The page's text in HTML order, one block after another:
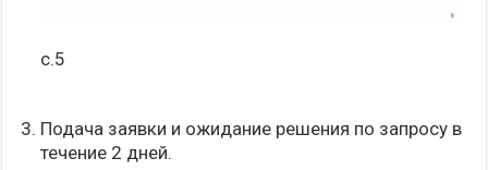
с.5
Подача заявки и ожидание решения по запросу в
течение 2 дней.